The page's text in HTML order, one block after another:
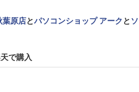
葉原店とパソコンショップ アーク と ソ
で購入